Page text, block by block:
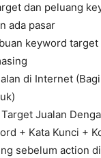
dan peluang
ada pasar
keyword target
di Internet
Jualan
+ Kata Kunci +
sebelum action